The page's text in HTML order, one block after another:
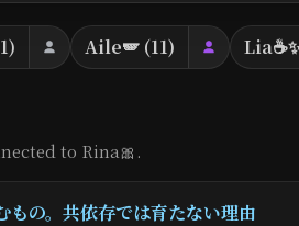
Aile🪽 (11)
to Rina🎀.
もの。共依存では育たない理由